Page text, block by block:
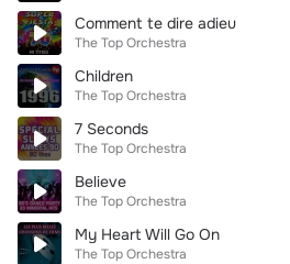
Comment te dire adieu
The Top Orchestra
Children
The Top Orchestra
7 Seconds
The Top Orchestra
Believe
The Top Orchestra
My Heart Will Go On
The Top Orchestra